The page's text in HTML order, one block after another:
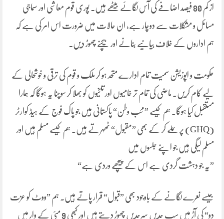
از کم 80 فیصد اضافے کی آس لگائے بیٹھے ہیں۔ پوری قوم معاشی اور سماجی
مسائل و مشکلات سے دوچار ہے، ان حالات میں ضرورت اس امر کی ہے کہ
ہم اداروں کے خلاف بیانیے بنانے اور بیچنے چھوڑ دیں۔
حکومت و اپوزیشن سمیت تمام ادارے متحد ہو کر ملک و قوم کی ترقی و خوشحالی کے
لیے کام کریں۔ ماضی کی تمام تر خامیوں اور تلخیوں کو بھلا کر سوچنا یہ ہوگا کہ ہمارا
مستقبل کیا ہوگا۔ ہم کیسے ”محب وطن“ پاکستانی ہیں جو پاک فوج کے ہیڈ کوارٹر
(GHQ) پر حملے کر کے بھی ”مقبول“ ٹھہرتے ہیں۔ ہم کیسے مسلم ہیں اور
مسلم لیگی ہیں جو اپنے جلسوں میں
”یہ جو دہشت گردی ہے اس کے پیچھے وردی ہے“
جیسے نعرے لگانے کے باوجود بھی ”قبول“ قرار پاتے ہیں۔ ہم ”ووٹ کو عزت
دو“ کی آڑ میں سب حدیں سرحدیں چھوڑ دیتے ہیں اور کبھی 9 مئی کے وار میں